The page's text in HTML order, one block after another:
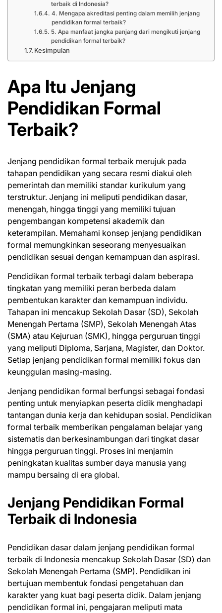
terbaik di Indonesia?
4. Mengapa akreditasi penting dalam memilih jenjang
pendidikan formal terbaik?
5. Apa manfaat jangka panjang dari mengikuti jenjang
pendidikan formal terbaik?
Kesimpulan
Apa Itu Jenjang
Pendidikan Formal
Terbaik?
Jenjang pendidikan formal terbaik merujuk pada
tahapan pendidikan yang secara resmi diakui oleh
pemerintah dan memiliki standar kurikulum yang
terstruktur. Jenjang ini meliputi pendidikan dasar,
menengah, hingga tinggi yang memiliki tujuan
pengembangan kompetensi akademik dan
keterampilan. Memahami konsep jenjang pendidikan
formal memungkinkan seseorang menyesuaikan
pendidikan sesuai dengan kemampuan dan aspirasi.
Pendidikan formal terbaik terbagi dalam beberapa
tingkatan yang memiliki peran berbeda dalam
pembentukan karakter dan kemampuan individu.
Tahapan ini mencakup Sekolah Dasar (SD), Sekolah
Menengah Pertama (SMP), Sekolah Menengah Atas
(SMA) atau Kejuruan (SMK), hingga perguruan tinggi
yang meliputi Diploma, Sarjana, Magister, dan Doktor.
Setiap jenjang pendidikan formal memiliki fokus dan
keunggulan masing-masing.
Jenjang pendidikan formal berfungsi sebagai fondasi
penting untuk menyiapkan peserta didik menghadapi
tantangan dunia kerja dan kehidupan sosial. Pendidikan
formal terbaik memberikan pengalaman belajar yang
sistematis dan berkesinambungan dari tingkat dasar
hingga perguruan tinggi. Proses ini menjamin
peningkatan kualitas sumber daya manusia yang
mampu bersaing di era global.
Jenjang Pendidikan Formal
Terbaik di Indonesia
Pendidikan dasar dalam jenjang pendidikan formal
terbaik di Indonesia mencakup Sekolah Dasar (SD) dan
Sekolah Menengah Pertama (SMP). Pendidikan ini
bertujuan membentuk fondasi pengetahuan dan
karakter yang kuat bagi peserta didik. Dalam jenjang
pendidikan formal ini, pengajaran meliputi mata